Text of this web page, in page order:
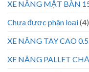
XE NÂNG MẶT BÀN
Chưa được phân loại(4)
XE NÂNG TAY CAO
XE NÂNG PALLET